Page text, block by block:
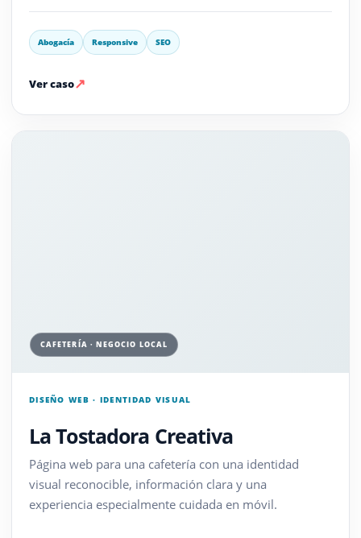
Abogacía Responsive SEO
Ver caso↗
CAFETERÍA · NEGOCIO LOCAL
DISEÑO WEB · IDENTIDAD VISUAL
La Tostadora Creativa
Página web para una cafetería con una identidad
visual reconocible, información clara y una
experiencia especialmente cuidada en móvil.